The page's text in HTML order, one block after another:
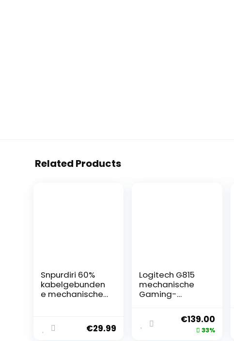
Related Products
Snpurdiri 60%
kabelgebunden
e mechanische
Anti-Ghosting-
Tasten, Blaue
€29.99
Logitech G815
mechanische
Gaming-
Taktiler GL-
Tasten-Switch
mit flachem
€139.00
33%